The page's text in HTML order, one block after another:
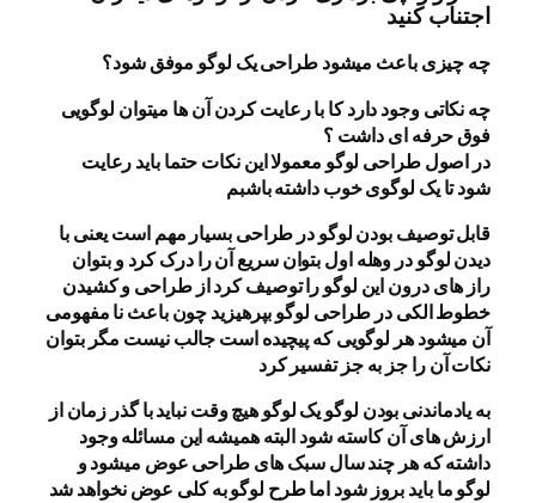
اجتناب کنید
چه چیزی باعث میشود طراحی یک لوگو موفق شود؟
چه نکاتی وجود دارد کا با رعایت کردن آن ها میتوان لوگویی
فوق حرفه ای داشت ؟
در اصول طراحی لوگو معمولا این نکات حتما باید رعایت
شود تا یک لوگوی خوب داشته باشبم
قابل توصیف بودن لوگو در طراحی بسیار مهم است یعنی با
دیدن لوگو در وهله اول بتوان سریع آن را درک کرد و بتوان
راز های درون این لوگو را توصیف کرد از طراحی و کشیدن
خطوط الکی در طراحی لوگو بپرهیزید چون باعث نا مفهومی
آن میشود هر لوگویی که پیچیده است جالب نیست مگر بتوان
نکات آن را جز به جز تفسیر کرد
به یادماندنی بودن لوگو یک لوگو هیچ وقت نباید با گذر زمان از
ارزش های آن کاسته شود البته همیشه این مسائله وجود
داشته که هر چند سال سبک های طراحی عوض میشود و
لوگو ما باید بروز شود اما طرح لوگو به کلی عوض نخواهد شد